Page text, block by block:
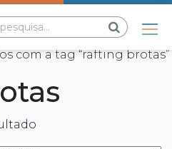
com a tag “rafting brotas”